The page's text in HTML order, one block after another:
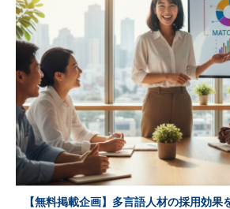
【無料掲載企画】多言語人材の採用効果